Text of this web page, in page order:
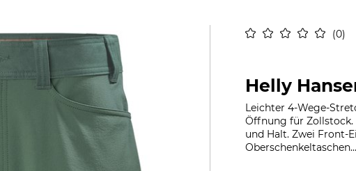
0
Helly
Leichter 4-Wege-
Öffnung für Zollstock.
und Halt. Zwei Front-
Oberschenkeltaschen...